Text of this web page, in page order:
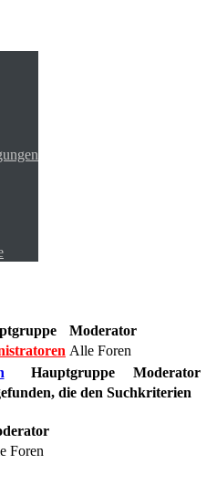
Moderator
Alle Foren
Hauptgruppe
Moderator
die den Suchkriterien
Foren